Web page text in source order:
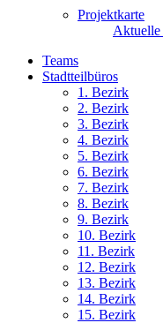
Projektkarte
Aktuelle
Teams
Stadtteilbüros
1. Bezirk
2. Bezirk
3. Bezirk
4. Bezirk
5. Bezirk
6. Bezirk
7. Bezirk
8. Bezirk
9. Bezirk
10. Bezirk
11. Bezirk
12. Bezirk
13. Bezirk
14. Bezirk
15. Bezirk